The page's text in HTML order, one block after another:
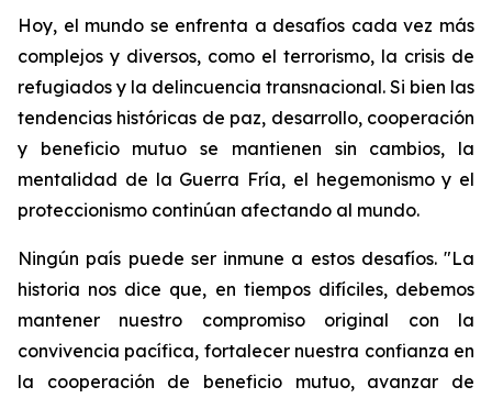
Hoy, el mundo se enfrenta a desafíos cada vez más
complejos y diversos, como el terrorismo, la crisis de
refugiados y la delincuencia transnacional. Si bien las
tendencias históricas de paz, desarrollo, cooperación
y beneficio mutuo se mantienen sin cambios, la
mentalidad de la Guerra Fría, el hegemonismo y el
proteccionismo continúan afectando al mundo.
Ningún país puede ser inmune a estos desafíos. "La
historia nos dice que, en tiempos difíciles, debemos
mantener nuestro compromiso original con la
convivencia pacífica, fortalecer nuestra confianza en
la cooperación de beneficio mutuo, avanzar de